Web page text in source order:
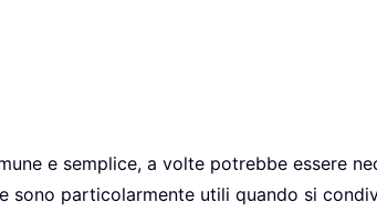
e semplice, a volte potrebbe essere
particolarmente utili quando si